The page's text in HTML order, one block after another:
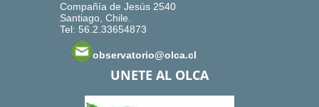
Compañía de Jesús 2540
Santiago, Chile.
Tel: 56.2.33654873
observatorio@olca.cl
UNETE AL OLCA